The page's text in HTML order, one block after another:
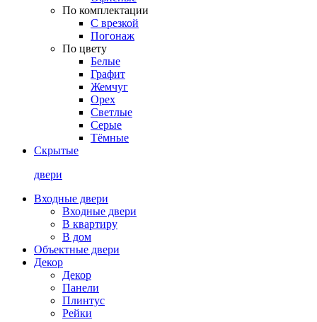
По комплектации
С врезкой
Погонаж
По цвету
Белые
Графит
Жемчуг
Орех
Светлые
Серые
Тёмные
Скрытые
двери
Входные двери
Входные двери
В квартиру
В дом
Объектные двери
Декор
Декор
Панели
Плинтус
Рейки